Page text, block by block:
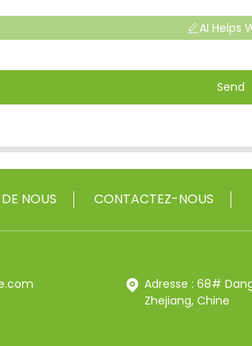
AI Helps
Send
NOUS CONTACTEZ-NOUS
Adresse : 68#
Zhejiang, Chine